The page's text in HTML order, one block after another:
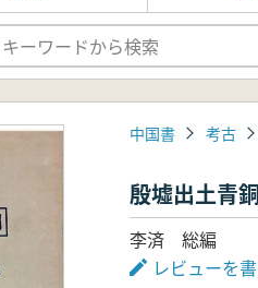
中国書 考古
殷墟出土青
李済 総編
レビューを